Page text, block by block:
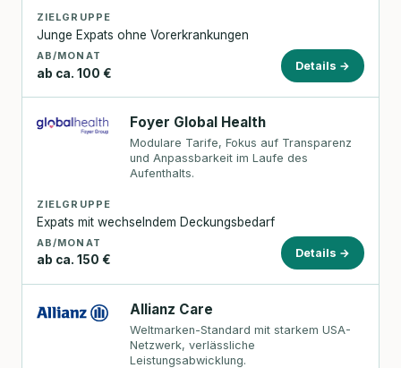
ZIELGRUPPE
Junge Expats ohne Vorerkrankungen
AB/MONAT
ab ca. 100 €
Details →
Foyer Global Health
Modulare Tarife, Fokus auf Transparenz
und Anpassbarkeit im Laufe des
Aufenthalts.
ZIELGRUPPE
Expats mit wechselndem Deckungsbedarf
AB/MONAT
ab ca. 150 €
Details →
Allianz Care
Weltmarken-Standard mit starkem USA-
Netzwerk, verlässliche
Leistungsabwicklung.